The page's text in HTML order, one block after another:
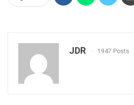
JDR 1947 Posts